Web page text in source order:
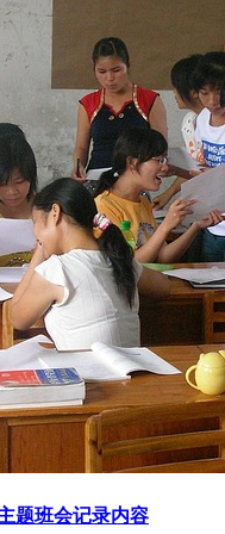
题班会记录内容